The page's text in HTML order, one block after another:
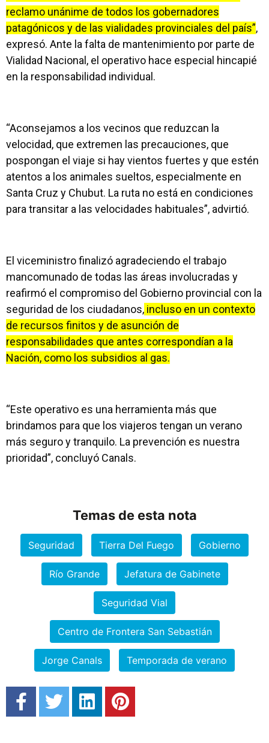
reclamo unánime de todos los gobernadores
patagónicos y de las vialidades provinciales del país”,
expresó. Ante la falta de mantenimiento por parte de
Vialidad Nacional, el operativo hace especial hincapié
en la responsabilidad individual.
“Aconsejamos a los vecinos que reduzcan la
velocidad, que extremen las precauciones, que
pospongan el viaje si hay vientos fuertes y que estén
atentos a los animales sueltos, especialmente en
Santa Cruz y Chubut. La ruta no está en condiciones
para transitar a las velocidades habituales”, advirtió.
El viceministro finalizó agradeciendo el trabajo
mancomunado de todas las áreas involucradas y
reafirmó el compromiso del Gobierno provincial con la
seguridad de los ciudadanos, incluso en un contexto
de recursos finitos y de asunción de
responsabilidades que antes correspondían a la
Nación, como los subsidios al gas.
“Este operativo es una herramienta más que
brindamos para que los viajeros tengan un verano
más seguro y tranquilo. La prevención es nuestra
prioridad”, concluyó Canals.
Temas de esta nota
Seguridad Tierra Del Fuego Gobierno
Río Grande Jefatura de Gabinete
Seguridad Vial
Centro de Frontera San Sebastián
Jorge Canals Temporada de verano